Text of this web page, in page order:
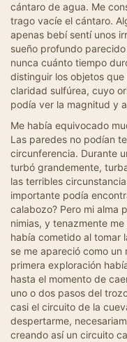
cántaro de agua. Me
trago vacíe el cántaro.
apenas bebí sentí unos
sueño profundo
nunca cuánto tiempo
distinguir los objetos
claridad sulfúrea, cuyo
podía ver la magnitud y
Me había equivocado
Las paredes no podían
circunferencia. Durante
turbó grandemente,
las terribles
importante podía
calabozo? Pero mi alma
nimias, y tenazmente
había cometido al tomar
se me apareció como
primera exploración
hasta el momento de
uno o dos pasos del
casi el circuito de la
despertarme,
creando así un circuito